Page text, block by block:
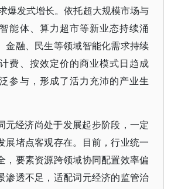
爆发式增长。依托超大规模市场与
能体、算力超市等新业态持续涌
金融、民生等领域智能化需求持续
费、按效定价的商业模式日趋成
参与，形成了活力充沛的产业生
元经济尚处于发展起步阶段，一定
展堵点客观存在。目前，行业统一
，要素资源跨领域协同配置效率偏
渗透不足，适配词元经济的监管治